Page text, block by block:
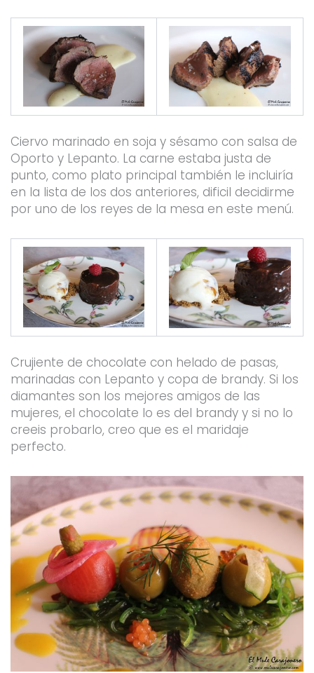
Ciervo marinado en soja y sésamo con salsa de
Oporto y Lepanto. La carne estaba justa de
punto, como plato principal también le incluiría
en la lista de los dos anteriores, dificil decidirme
por uno de los reyes de la mesa en este menú.
Crujiente de chocolate con helado de pasas,
marinadas con Lepanto y copa de brandy. Si los
diamantes son los mejores amigos de las
mujeres, el chocolate lo es del brandy y si no lo
creeis probarlo, creo que es el maridaje
perfecto.